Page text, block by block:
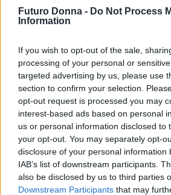
Futuro Donna - Do Not Process
Information
If you wish to opt-out of the sale,
processing of your personal or
targeted advertising by us, please use
section to confirm your selection.
opt-out request is processed you may
interest-based ads based on personal
us or personal information disclosed to
your opt-out. You may separately opt-
disclosure of your personal information
IAB’s list of downstream participants.
also be disclosed by us to third parties
Downstream Participants that may
, la conduzione di audit
continua dei dipendenti. È
commerciali, assicurandosi che
le normative vigenti.
La compliance nel diritto digitale
questione legale, ma
fondamentale per il successo
un approccio proattivo e
dei dati nelle operazioni
possono ridurre il rischio di